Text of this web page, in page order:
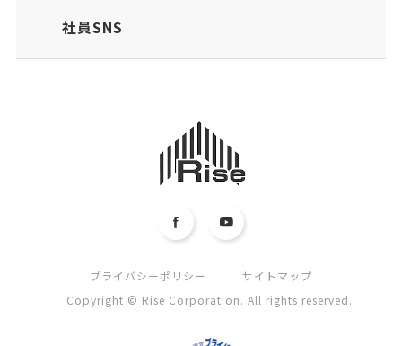
社員SNS
プライバシーポリシー
サイトマップ
Copyright © Rise Corporation. All rights reserved.